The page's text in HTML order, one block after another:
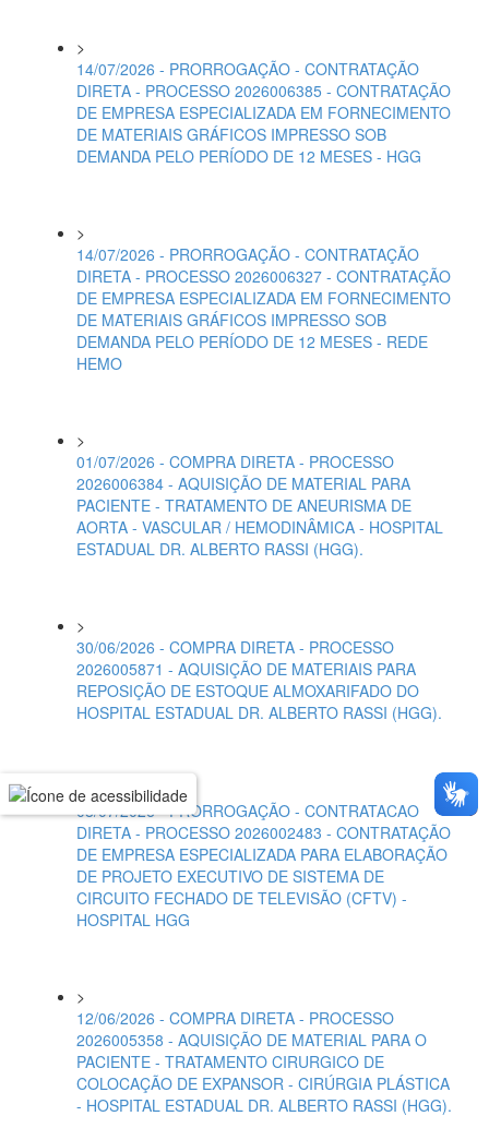
>
14/07/2026 - PRORROGAÇÃO - CONTRATAÇÃO
DIRETA - PROCESSO 2026006385 - CONTRATAÇÃO
DE EMPRESA ESPECIALIZADA EM FORNECIMENTO
DE MATERIAIS GRÁFICOS IMPRESSO SOB
DEMANDA PELO PERÍODO DE 12 MESES - HGG
>
14/07/2026 - PRORROGAÇÃO - CONTRATAÇÃO
DIRETA - PROCESSO 2026006327 - CONTRATAÇÃO
DE EMPRESA ESPECIALIZADA EM FORNECIMENTO
DE MATERIAIS GRÁFICOS IMPRESSO SOB
DEMANDA PELO PERÍODO DE 12 MESES - REDE
HEMO
>
01/07/2026 - COMPRA DIRETA - PROCESSO
2026006384 - AQUISIÇÃO DE MATERIAL PARA
PACIENTE - TRATAMENTO DE ANEURISMA DE
AORTA - VASCULAR / HEMODINÂMICA - HOSPITAL
ESTADUAL DR. ALBERTO RASSI (HGG).
>
30/06/2026 - COMPRA DIRETA - PROCESSO
2026005871 - AQUISIÇÃO DE MATERIAIS PARA
REPOSIÇÃO DE ESTOQUE ALMOXARIFADO DO
HOSPITAL ESTADUAL DR. ALBERTO RASSI (HGG).
>
08/07/2026 - PRORROGAÇÃO - CONTRATACAO
DIRETA - PROCESSO 2026002483 - CONTRATAÇÃO
DE EMPRESA ESPECIALIZADA PARA ELABORAÇÃO
DE PROJETO EXECUTIVO DE SISTEMA DE
CIRCUITO FECHADO DE TELEVISÃO (CFTV) -
HOSPITAL HGG
>
12/06/2026 - COMPRA DIRETA - PROCESSO
2026005358 - AQUISIÇÃO DE MATERIAL PARA O
PACIENTE - TRATAMENTO CIRURGICO DE
COLOCAÇÃO DE EXPANSOR - CIRÚRGIA PLÁSTICA
- HOSPITAL ESTADUAL DR. ALBERTO RASSI (HGG).